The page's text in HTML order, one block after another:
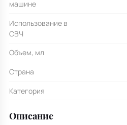
машине
Использование в
СВЧ
Объем, мл
Страна
Категория
Описание